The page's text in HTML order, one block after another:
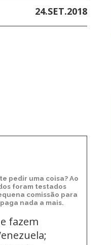
24.SET.2018
pedir uma coisa? Ao
foram testados
comissão para
nada a mais.
fazem